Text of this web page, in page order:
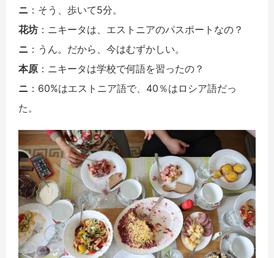
ニ ：そう、歩いて5分。
花坊 ：ニキータは、エストニアのパスポートなの？
ニ ：うん。だから、今はむずかしい。
本原 ：ニキータは学校で何語を習ったの？
ニ ：60%はエストニア語で、40％はロシア語だっ
た。